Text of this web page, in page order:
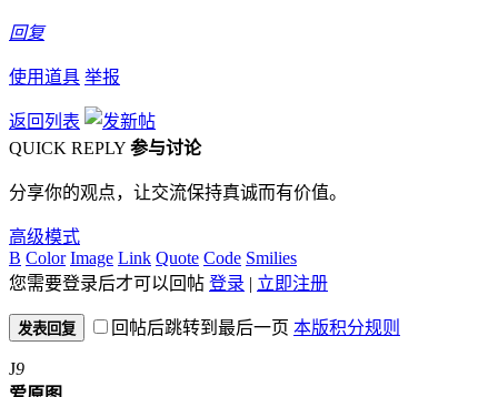
回复
使用道具 举报
返回列表
QUICK REPLY 参与讨论
分享你的观点，让交流保持真诚而有价值。
高级模式
B Color Image Link Quote Code Smilies
您需要登录后才可以回帖 登录 | 立即注册
发表回复 回帖后跳转到最后一页 本版积分规则
J9